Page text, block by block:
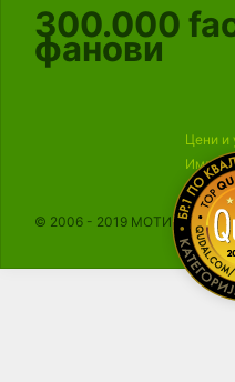
300.000
фанови
Цени и
© 2006 - 2019 МОТИКА, Сите